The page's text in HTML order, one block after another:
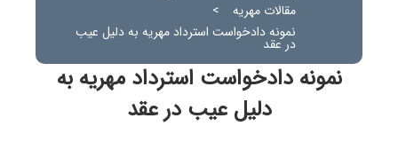
مقالات مهریه
>
نمونه دادخواست استرداد مهریه به دلیل عیب
در عقد
نمونه دادخواست استرداد مهریه به
دلیل عیب در عقد